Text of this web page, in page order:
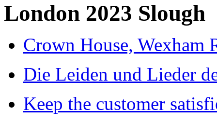
London 2023 Slough
Crown House, Wexham
Die Leiden und Lieder
Keep the customer